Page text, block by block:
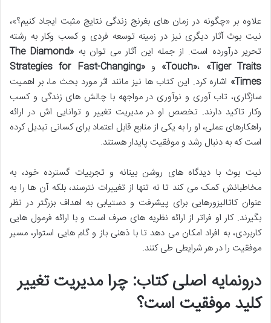
علاوه بر «چگونه در زمان های بغرنج زندگی نتایج مثبت ایجاد کنیم؟»،
نیت بوث آثار دیگری نیز در زمینه توسعه فردی و کسب وکار به رشته
تحریر درآورده است. از جمله این آثار می توان به
«The Diamond
Touch»، «Tiger Traits» و «Strategies for Fast-Changing
Times» اشاره کرد. این کتاب ها نیز مانند اثر مورد بحث ما، بر اهمیت
سازگاری، تاب آوری و نوآوری در مواجهه با چالش های زندگی و کسب
وکار تاکید دارند. تخصص او در مدیریت تغییر و توانایی اش در ارائه
راهکارهای عملی، او را به یکی از منابع قابل اعتماد برای کسانی تبدیل کرده
است که به دنبال رشد و موفقیت پایدار هستند.
نیت بوث با دیدگاه های روشن بینانه و تجربیات گسترده خود، به
مخاطبانش کمک می کند تا نه تنها از تغییرات نترسند، بلکه آن ها را به
عنوان کاتالیزورهایی برای پیشرفت و دستیابی به اهداف بزرگتر در نظر
بگیرند. کار او فراتر از ارائه نظریه های صرف است و با ارائه فرمول هایی
کاربردی، به افراد امکان می دهد تا با ذهنی باز و گام هایی استوار، مسیر
موفقیت را در هر شرایطی طی کنند.
درونمایه اصلی کتاب: چرا مدیریت تغییر
کلید موفقیت است؟